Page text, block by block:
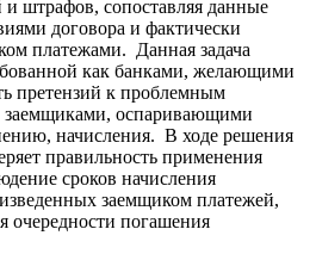
штрафов, сопоставляя данные
договора и фактически
платежами. Данная задача
как банками, желающими
претензий к проблемным
заемщиками, оспаривающими
начисления. В ходе решения
правильность применения
сроков начисления
заемщиком платежей,
очередности погашения